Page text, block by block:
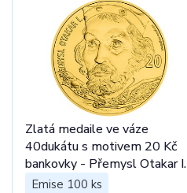
Zlatá medaile ve váze
40dukátu s motivem 20 Kč
bankovky - Přemysl Otakar I.
stand
Emise 100 ks